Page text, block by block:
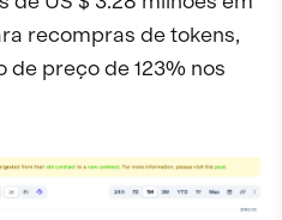
recompras de tokens,
preço de 123% nos